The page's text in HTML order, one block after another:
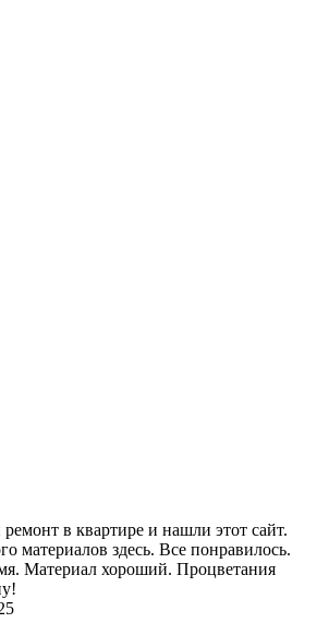
в квартире и нашли этот сайт.
материалов здесь. Все понравилось.
Материал хороший. Процветания